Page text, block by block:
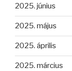
2025. június
2025. május
2025. április
2025. március